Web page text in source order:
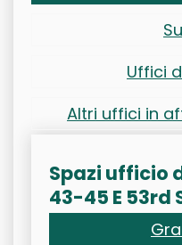
Uffici
Altri uffici in
Spazi ufficio
43-45 E 53rd